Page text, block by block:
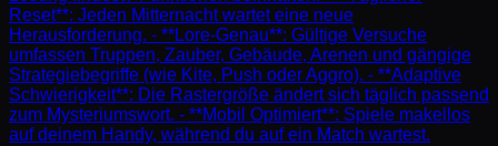
Reset**: Jeden Mitternacht wartet eine neue
Herausforderung. - **Lore-Genau**: Gültige Versuche
umfassen Truppen, Zauber, Gebäude, Arenen und gängige
Strategiebegriffe (wie Kite, Push oder Aggro). - **Adaptive
Schwierigkeit**: Die Rastergröße ändert sich täglich passend
zum Mysteriumswort. - **Mobil Optimiert**: Spiele makellos
auf deinem Handy, während du auf ein Match wartest.